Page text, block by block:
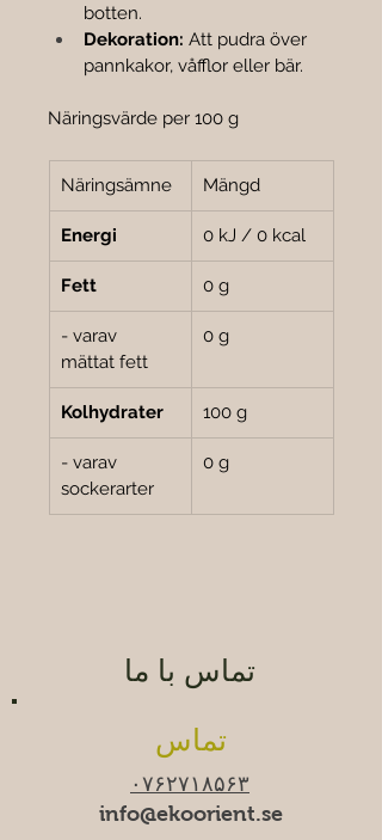
botten.
Dekoration: Att pudra över
pannkakor, våfflor eller bär.
Näringsvärde per 100 g
Näringsämne Mängd
Energi 0 kJ / 0 kcal
Fett 0 g
- varav
mättat fett
0 g
Kolhydrater 100 g
- varav
sockerarter
0 g
تماس با ما
تماس
۰۷۶۲۷۱۸۵۶۳
info@ekoorient.se​​